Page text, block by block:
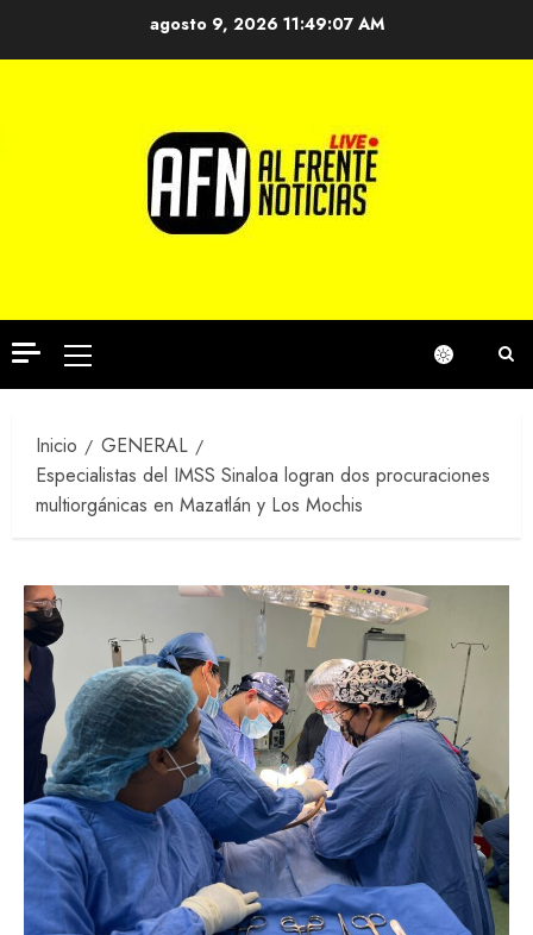
agosto 9, 2026 11:49:07 AM
Menú
principal
Inicio
GENERAL
Especialistas del IMSS Sinaloa logran dos procuraciones
multiorgánicas en Mazatlán y Los Mochis